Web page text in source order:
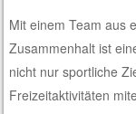
Mit einem Team aus
Zusammenhalt ist
nicht nur sportliche
Freizeitaktivitäten